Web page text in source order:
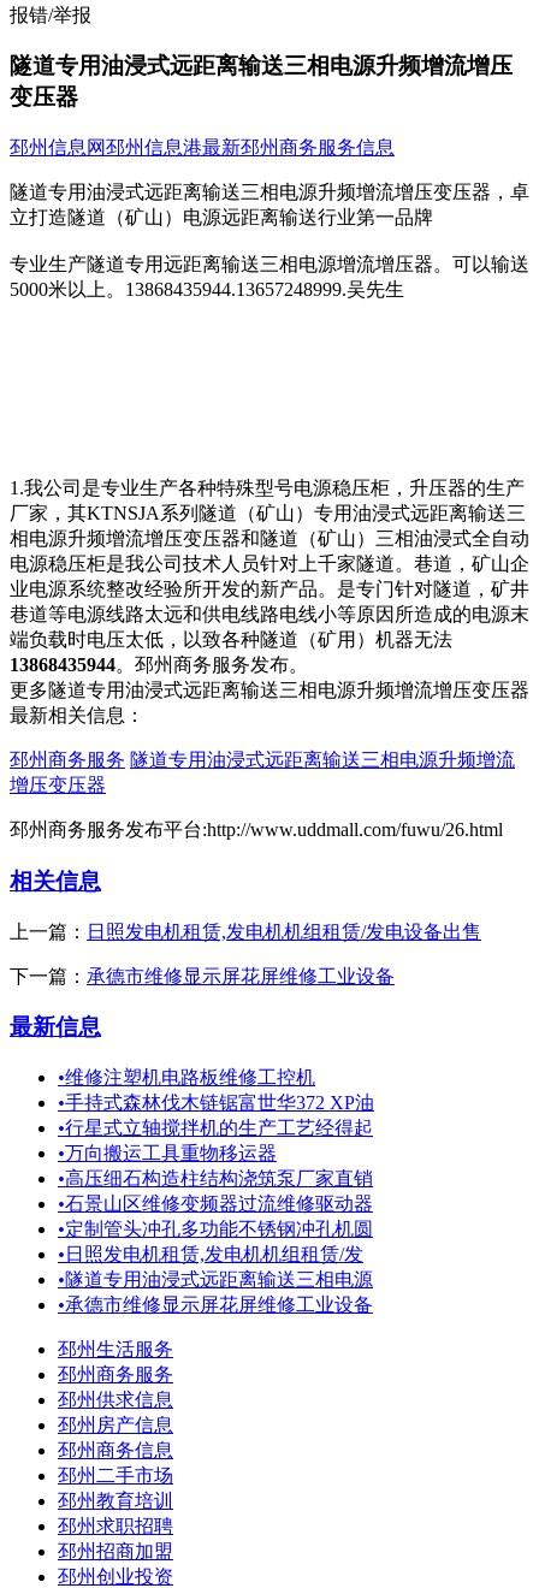
报错/举报
隧道专用油浸式远距离输送三相电源升频增流增压
变压器
邳州信息网邳州信息港最新邳州商务服务信息
隧道专用油浸式远距离输送三相电源升频增流增压变压器，卓
立打造隧道（矿山）电源远距离输送行业第一品牌
专业生产隧道专用远距离输送三相电源增流增压器。可以输送
5000米以上。13868435944.13657248999.吴先生
1.我公司是专业生产各种特殊型号电源稳压柜，升压器的生产
厂家，其KTNSJA系列隧道（矿山）专用油浸式远距离输送三
相电源升频增流增压变压器和隧道（矿山）三相油浸式全自动
电源稳压柜是我公司技术人员针对上千家隧道。巷道，矿山企
业电源系统整改经验所开发的新产品。是专门针对隧道，矿井
巷道等电源线路太远和供电线路电线小等原因所造成的电源末
端负载时电压太低，以致各种隧道（矿用）机器无法
13868435944。邳州商务服务发布。
更多隧道专用油浸式远距离输送三相电源升频增流增压变压器
最新相关信息：
邳州商务服务 隧道专用油浸式远距离输送三相电源升频增流
增压变压器
邳州商务服务发布平台:http://www.uddmall.com/fuwu/26.html
相关信息
上一篇： 日照发电机租赁,发电机机组租赁/发电设备出售
下一篇： 承德市维修显示屏花屏维修工业设备
最新信息
•维修注塑机电路板维修工控机
•手持式森林伐木链锯富世华372 XP油
•行星式立轴搅拌机的生产工艺经得起
•万向搬运工具重物移运器
•高压细石构造柱结构浇筑泵厂家直销
•石景山区维修变频器过流维修驱动器
•定制管头冲孔多功能不锈钢冲孔机圆
• 日照发电机租赁,发电机机组租赁/发
•隧道专用油浸式远距离输送三相电源
•承德市维修显示屏花屏维修工业设备
邳州生活服务
邳州商务服务
邳州供求信息
邳州房产信息
邳州商务信息
邳州二手市场
邳州教育培训
邳州求职招聘
邳州招商加盟
邳州创业投资